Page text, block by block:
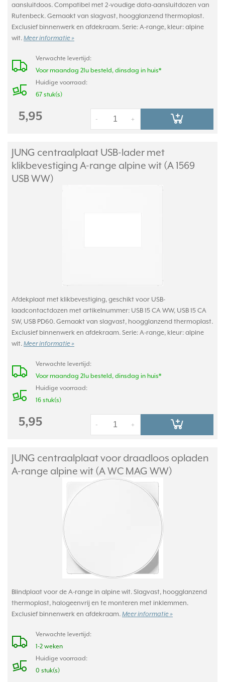
aansluitdoos. Compatibel met 2-voudige data-aansluitdozen van
Rutenbeck. Gemaakt van slagvast, hoogglanzend thermoplast.
Exclusief binnenwerk en afdekraam. Serie: A-range, kleur: alpine
wit. Meer informatie »
Verwachte levertijd:
Voor maandag 21u besteld, dinsdag in huis*
Huidige voorraad:
67 stuk(s)
5,95 +
-
JUNG centraalplaat USB-lader met
klikbevestiging A-range alpine wit (A 1569
USB WW)
Afdekplaat met klikbevestiging, geschikt voor USB-
laadcontactdozen met artikelnummer: USB 15 CA WW, USB 15 CA
SW, USB PD60. Gemaakt van slagvast, hoogglanzend thermoplast.
Exclusief binnenwerk en afdekraam. Serie: A-range, kleur: alpine
wit. Meer informatie »
Verwachte levertijd:
Voor maandag 21u besteld, dinsdag in huis*
Huidige voorraad:
16 stuk(s)
5,95 +
-
JUNG centraalplaat voor draadloos opladen
A-range alpine wit (A WC MAG WW)
Blindplaat voor de A-range in alpine wit. Slagvast, hoogglanzend
thermoplast, halogeenvrij en te monteren met inklemmen.
Exclusief binnenwerk en afdekraam. Meer informatie »
Verwachte levertijd:
1-2 weken
Huidige voorraad:
0 stuk(s)